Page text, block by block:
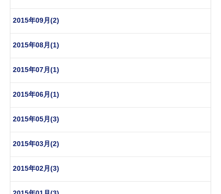
2015年09月(2)
2015年08月(1)
2015年07月(1)
2015年06月(1)
2015年05月(3)
2015年03月(2)
2015年02月(3)